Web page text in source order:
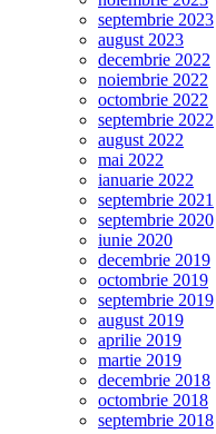
septembrie 2023
august 2023
decembrie 2022
noiembrie 2022
octombrie 2022
septembrie 2022
august 2022
mai 2022
ianuarie 2022
septembrie 2021
septembrie 2020
iunie 2020
decembrie 2019
octombrie 2019
septembrie 2019
august 2019
aprilie 2019
martie 2019
decembrie 2018
octombrie 2018
septembrie 2018